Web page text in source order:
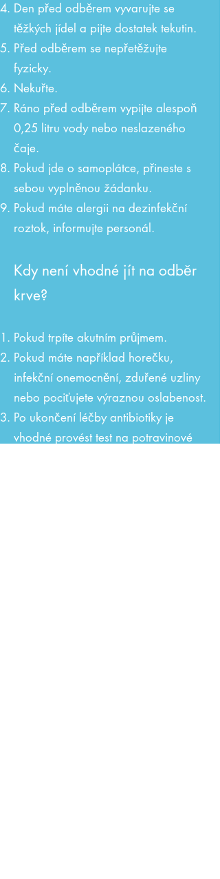
Den před odběrem vyvarujte se
těžkých jídel a pijte dostatek tekutin.
Před odběrem se nepřetěžujte
fyzicky.
Nekuřte.
Ráno před odběrem vypijte alespoň
0,25 litru vody nebo neslazeného
čaje.
Pokud jde o samoplátce, přineste s
sebou vyplněnou žádanku.
Pokud máte alergii na dezinfekční
roztok, informujte personál.
Kdy není vhodné jít na odběr
krve?
Pokud trpíte akutním průjmem.
Pokud máte například horečku,
infekční onemocnění, zduřené uzliny
nebo pociťujete výraznou oslabenost.
Po ukončení léčby antibiotiky je
vhodné provést test na potravinové